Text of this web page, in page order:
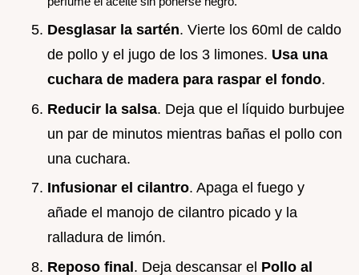
Desglasar la sartén. Vierte los 60ml de caldo
de pollo y el jugo de los 3 limones. Usa una
cuchara de madera para raspar el fondo.
Reducir la salsa. Deja que el líquido burbujee
un par de minutos mientras bañas el pollo con
una cuchara.
Infusionar el cilantro. Apaga el fuego y
añade el manojo de cilantro picado y la
ralladura de limón.
Reposo final. Deja descansar el Pollo al